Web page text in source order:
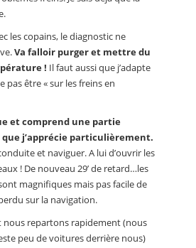
les copains, le diagnostic ne
Va falloir purger et mettre du
! Il faut aussi que j’adapte
pas être « sur les freins en
et comprend une partie
j’apprécie particulièrement.
et naviguer. A lui d’ouvrir les
! De nouveau 29’ de retard…les
magnifiques mais pas facile de
sur la navigation.
nous repartons rapidement (nous
peu de voitures derrière nous)